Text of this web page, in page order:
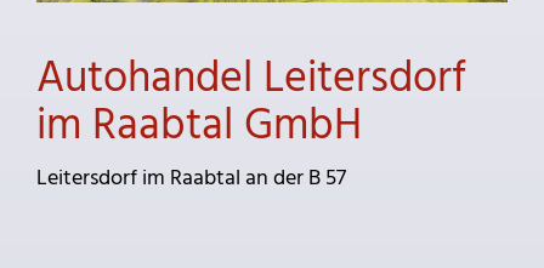
Autohandel Leitersdorf
im Raabtal GmbH
Leitersdorf im Raabtal an der B 57